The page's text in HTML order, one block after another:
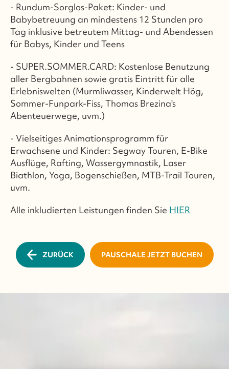
- Rundum-Sorglos-Paket: Kinder- und
Babybetreuung an mindestens 12 Stunden pro
Tag inklusive betreutem Mittag- und Abendessen
für Babys, Kinder und Teens
- SUPER.SOMMER.CARD: Kostenlose Benutzung
aller Bergbahnen sowie gratis Eintritt für alle
Erlebniswelten (Murmliwasser, Kinderwelt Hög,
Sommer-Funpark-Fiss, Thomas Brezina's
Abenteuerwege, uvm.)
- Vielseitiges Animationsprogramm für
Erwachsene und Kinder: Segway Touren, E-Bike
Ausflüge, Rafting, Wassergymnastik, Laser
Biathlon, Yoga, Bogenschießen, MTB-Trail Touren,
uvm.
Alle inkludierten Leistungen finden Sie HIER
ZURÜCK PAUSCHALE JETZT BUCHEN